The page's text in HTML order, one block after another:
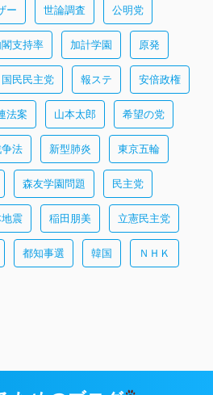
ー 世論調査 公明党
閣支持率 加計学園 原発
国民民主党 報ステ 安倍政権
法案 山本太郎 希望の党
法 新型肺炎 東京五輪
森友学園問題 民主党
震 稲田朋美 立憲民主党
都知事選 韓国 ＮＨＫ